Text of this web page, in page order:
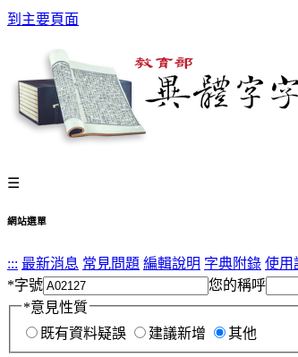
到主要頁面
☰
網站選單
::: 最新消息 常見問題 編輯說明 字典附錄 使用
*字號 您的稱呼
*意見性質
既有資料疑誤
建議新增 其他